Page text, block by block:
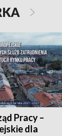
Pracy –
dla